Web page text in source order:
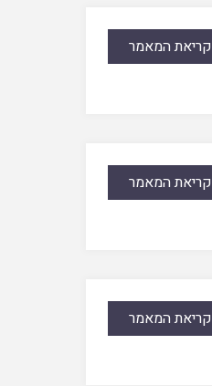
קריאת המאמר
קריאת המאמר
קריאת המאמר